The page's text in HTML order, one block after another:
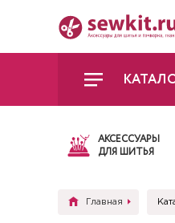
АКСЕССУАРЫ
ДЛЯ ШИТЬЯ
Главная